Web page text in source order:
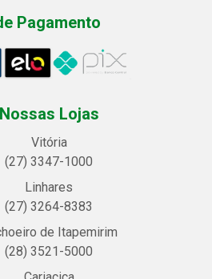
Pagamento
Nossas Lojas
Vitória
(27) 3347-1000
Linhares
(27) 3264-8383
de Itapemirim
(28) 3521-5000